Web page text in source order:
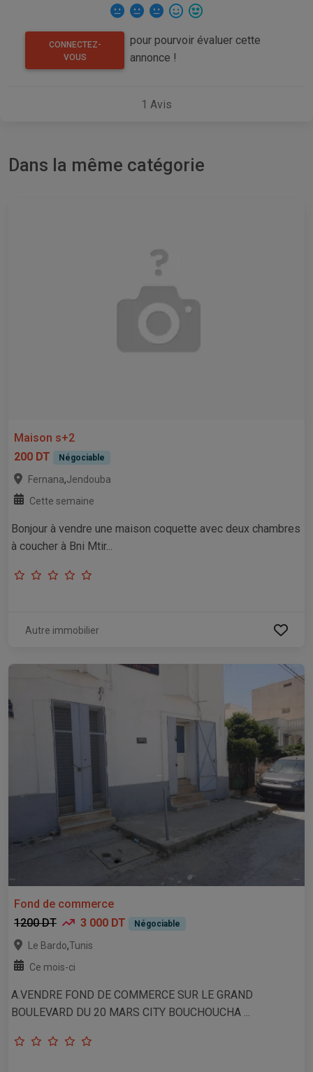
CONNECTEZ-
VOUS
pour pourvoir évaluer cette
annonce !
1 Avis
Dans la même catégorie
Maison s+2
200 DT
Négociable
Fernana,Jendouba
Cette semaine
Bonjour à vendre une maison coquette avec deux chambres
à coucher à Bni Mtir...
Autre immobilier
Fond de commerce
1200 DT
3 000 DT Négociable
Le Bardo,Tunis
Ce mois-ci
A.VENDRE FOND DE COMMERCE SUR LE GRAND
BOULEVARD DU 20 MARS CITY BOUCHOUCHA ...